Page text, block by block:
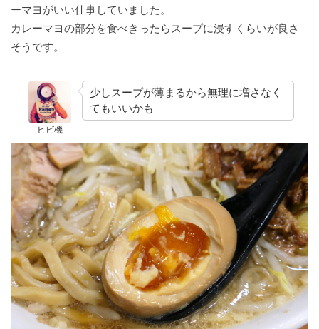
ーマヨがいい仕事していました。
カレーマヨの部分を食べきったらスープに浸すくらいが良さ
そうです。
ヒビ機
少しスープが薄まるから無理に増さなく
てもいいかも